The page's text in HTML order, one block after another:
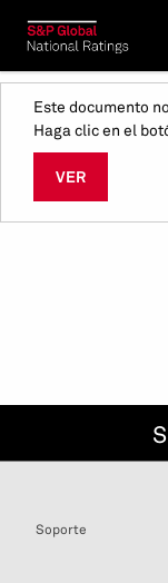
Este documento
Haga clic en el
VER
Soporte